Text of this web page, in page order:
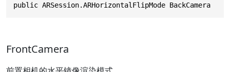
public ARSession.ARHorizontalFlipMode BackCamera
FrontCamera